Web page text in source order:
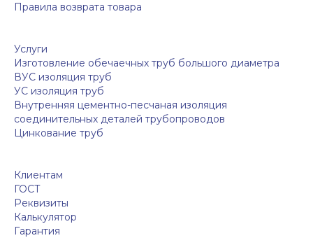
Правила возврата товара
Услуги
Изготовление обечаечных труб большого диаметра
ВУС изоляция труб
УС изоляция труб
Внутренняя цементно-песчаная изоляция
соединительных деталей трубопроводов
Цинкование труб
Клиентам
ГОСТ
Реквизиты
Калькулятор
Гарантия